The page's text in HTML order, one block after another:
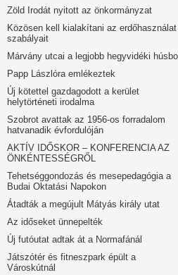
Zöld Irodát nyitott az önkormányzat
Közösen kell kialakítani az erdőhasználat
szabályait
Márvány utcai a legjobb hegyvidéki
Papp Lászlóra emlékeztek
Új kötettel gazdagodott a kerület
helytörténeti irodalma
Szobrot avattak az 1956-os forradalom
hatvanadik évfordulóján
AKTÍV IDŐSKOR – KONFERENCIA AZ
ÖNKÉNTESSÉGRŐL
Tehetséggondozás és mesepedagógia a
Budai Oktatási Napokon
Átadták a megújult Mátyás király utat
Az időseket ünnepelték
Új futóutat adtak át a Normafánál
Játszótér és fitneszpark épült a
Városkútnál